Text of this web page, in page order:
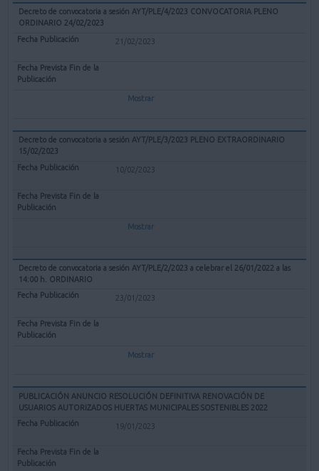
Decreto de convocatoria a sesión AYT/PLE/4/2023 CONVOCATORIA PLENO
ORDINARIO 24/02/2023
21/02/2023
Mostrar
Decreto de convocatoria a sesión AYT/PLE/3/2023 PLENO EXTRAORDINARIO
15/02/2023
10/02/2023
Mostrar
Decreto de convocatoria a sesión AYT/PLE/2/2023 a celebrar el 26/01/2022 a las
14:00 h. ORDINARIO
23/01/2023
Mostrar
PUBLICACIÓN ANUNCIO RESOLUCIÓN DEFINITIVA RENOVACIÓN DE
USUARIOS AUTORIZADOS HUERTAS MUNICIPALES SOSTENIBLES 2022
19/01/2023